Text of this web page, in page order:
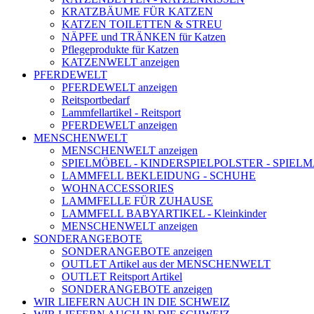
KRATZBÄUME FÜR KATZEN
KATZEN TOILETTEN & STREU
NÄPFE und TRÄNKEN für Katzen
Pflegeprodukte für Katzen
KATZENWELT anzeigen
PFERDEWELT
PFERDEWELT anzeigen
Reitsportbedarf
Lammfellartikel - Reitsport
PFERDEWELT anzeigen
MENSCHENWELT
MENSCHENWELT anzeigen
SPIELMÖBEL - KINDERSPIELPOLSTER -
LAMMFELL BEKLEIDUNG - SCHUHE
WOHNACCESSORIES
LAMMFELLE FÜR ZUHAUSE
LAMMFELL BABYARTIKEL - Kleinkinder
MENSCHENWELT anzeigen
SONDERANGEBOTE
SONDERANGEBOTE anzeigen
OUTLET Artikel aus der MENSCHENWELT
OUTLET Reitsport Artikel
SONDERANGEBOTE anzeigen
WIR LIEFERN AUCH IN DIE SCHWEIZ